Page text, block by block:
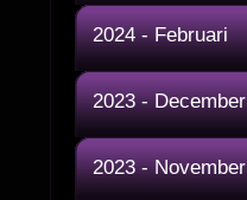
2024 - Februari
2023 - December
2023 - November